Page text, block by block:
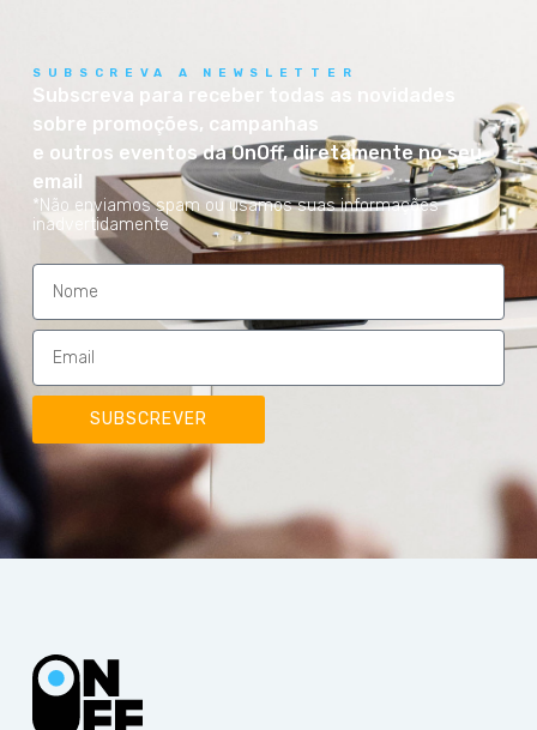
SUBSCREVA A NEWSLETTER
Subscreva para receber todas as novidades
sobre promoções, campanhas
e outros eventos da OnOff, diretamente no seu
email
*Não enviamos spam ou usamos suas informações
inadvertidamente
SUBSCREVER